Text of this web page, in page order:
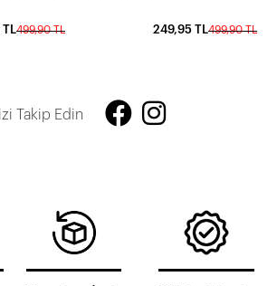
499,90 TL
TL 499,90 TL
249,95 TL
Takip Edin